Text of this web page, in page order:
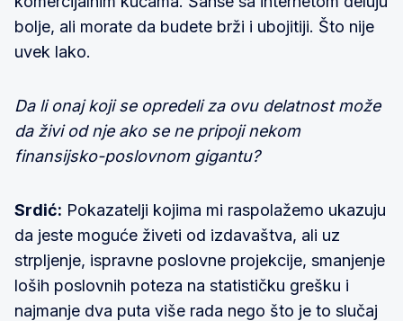
bolje, ali morate da budete brži i ubojitiji. Što nije
uvek lako.
Da li onaj koji se opredeli za ovu delatnost može
da živi od nje ako se ne pripoji nekom
finansijsko-poslovnom gigantu?
Srdić: Pokazatelji kojima mi raspolažemo ukazuju
da jeste moguće živeti od izdavaštva, ali uz
strpljenje, ispravne poslovne projekcije, smanjenje
loših poslovnih poteza na statističku grešku i
najmanje dva puta više rada nego što je to slučaj